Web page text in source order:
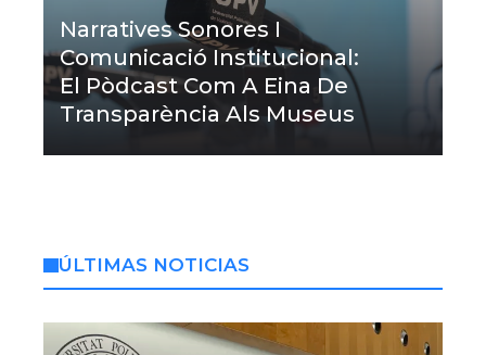
Narratives Sonores I
Comunicació Institucional:
El Pòdcast Com A Eina De
Transparència Als Museus
ÚLTIMAS NOTICIAS